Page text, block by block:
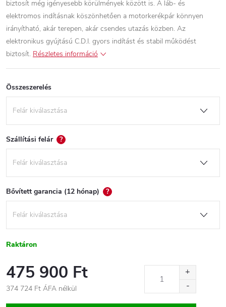
biztosít még igényesebb körülmények között is. A láb- és
elektromos indításnak köszönhetően a motorkerékpár könnyen
irányítható, akár terepen, akár csendes utazás közben. Az
elektronikus gyújtású C.D.I. gyors indítást és stabil működést
biztosít. Részletes információ
Összeszerelés
Szállítási felár ?
Bővített garancia (12 hónap) ?
Raktáron
475 900 Ft
374 724 Ft ÁFA nélkül